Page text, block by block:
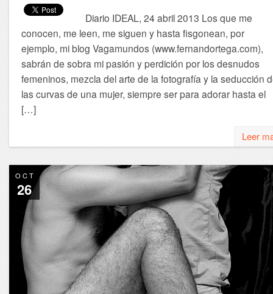
Diario IDEAL, 24 abril 2013 Los que me
conocen, me leen, me siguen y hasta fisgonean, por
ejemplo, mi blog Vagamundos (www.fernandortega.com),
sabrán de sobra mi pasión y perdición por los desnudos
femeninos, mezcla del arte de la fotografía y la seducción
las curvas de una mujer, siempre ser para adorar hasta el
[…]
Leer
OCT
26